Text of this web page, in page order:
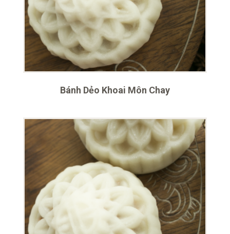
Bánh Dẻo Khoai Môn Chay